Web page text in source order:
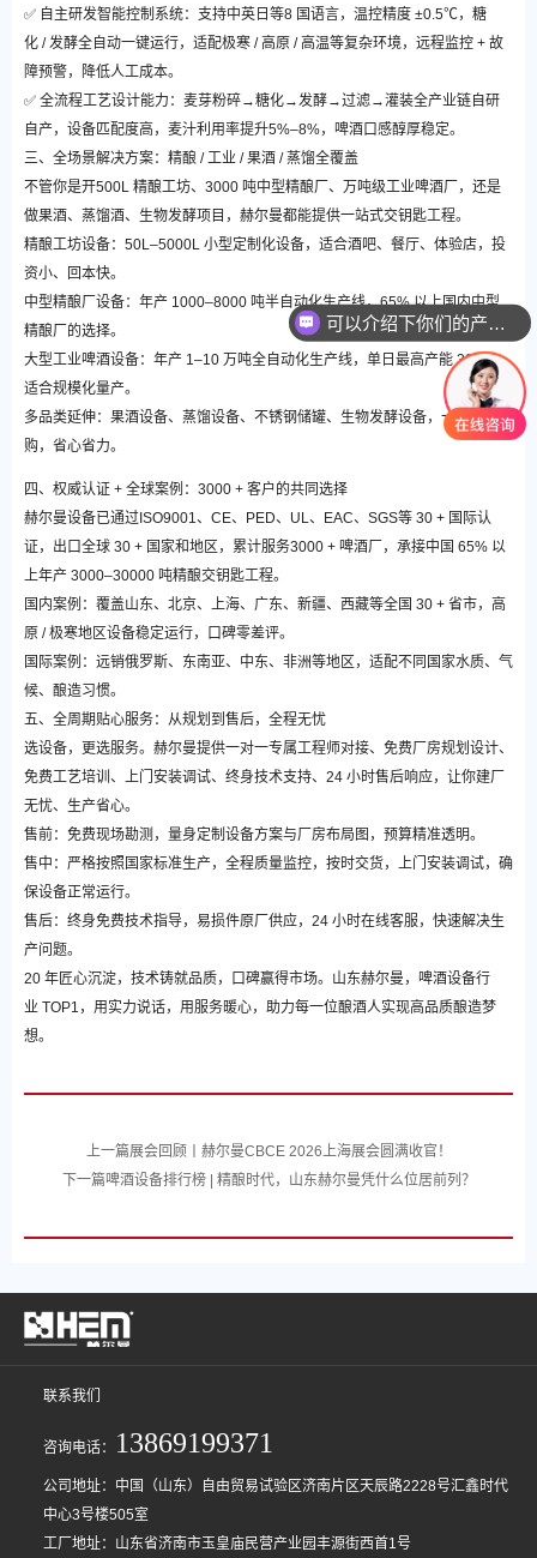
✅ 自主研发智能控制系统：支持中英日等8 国语言，温控精度 ±0.5℃，糖
化 / 发酵全自动一键运行，适配极寒 / 高原 / 高温等复杂环境，远程监控 + 故
障预警，降低人工成本。
✅ 全流程工艺设计能力：麦芽粉碎→糖化→发酵→过滤→灌装全产业链自研
自产，设备匹配度高，麦汁利用率提升5%–8%，啤酒口感醇厚稳定。
三、全场景解决方案：精酿 / 工业 / 果酒 / 蒸馏全覆盖
不管你是开500L 精酿工坊、3000 吨中型精酿厂、万吨级工业啤酒厂，还是
做果酒、蒸馏酒、生物发酵项目，赫尔曼都能提供一站式交钥匙工程。
精酿工坊设备：50L–5000L 小型定制化设备，适合酒吧、餐厅、体验店，投
资小、回本快。
中型精酿厂设备：年产 1000–8000 吨半自动化生产线，65% 以上国内中型
精酿厂的选择。
大型工业啤酒设备：年产 1–10 万吨全自动化生产线，单日最高产能 30KL，
适合规模化量产。
多品类延伸：果酒设备、蒸馏设备、不锈钢储罐、生物发酵设备，一站式采
购，省心省力。
四、权威认证 + 全球案例：3000 + 客户的共同选择
赫尔曼设备已通过ISO9001、CE、PED、UL、EAC、SGS等 30 + 国际认
证，出口全球 30 + 国家和地区，累计服务3000 + 啤酒厂，承接中国 65% 以
上年产 3000–30000 吨精酿交钥匙工程。
国内案例：覆盖山东、北京、上海、广东、新疆、西藏等全国 30 + 省市，高
原 / 极寒地区设备稳定运行，口碑零差评。
国际案例：远销俄罗斯、东南亚、中东、非洲等地区，适配不同国家水质、气
候、酿造习惯。
五、全周期贴心服务：从规划到售后，全程无忧
选设备，更选服务。赫尔曼提供一对一专属工程师对接、免费厂房规划设计、
免费工艺培训、上门安装调试、终身技术支持、24 小时售后响应，让你建厂
无忧、生产省心。
售前：免费现场勘测，量身定制设备方案与厂房布局图，预算精准透明。
售中：严格按照国家标准生产，全程质量监控，按时交货，上门安装调试，确
保设备正常运行。
售后：终身免费技术指导，易损件原厂供应，24 小时在线客服，快速解决生
产问题。
20 年匠心沉淀，技术铸就品质，口碑赢得市场。山东赫尔曼，啤酒设备行
业 TOP1，用实力说话，用服务暖心，助力每一位酿酒人实现高品质酿造梦
想。
上一篇展会回顾丨赫尔曼CBCE 2026上海展会圆满收官！
下一篇啤酒设备排行榜 | 精酿时代，山东赫尔曼凭什么位居前列？
联系我们
咨询电话： 13869199371
公司地址：中国（山东）自由贸易试验区济南片区天辰路2228号汇鑫时代
中心3号楼505室
工厂地址：山东省济南市玉皇庙民营产业园丰源街西首1号